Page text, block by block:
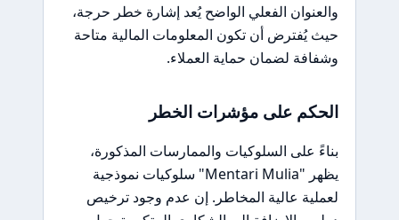
والعنوان الفعلي الواضح يُعد إشارة خطر حرجة،
حيث يُفترض أن تكون المعلومات المالية متاحة
وشفافة لضمان حماية العملاء.
الحكم على مؤشرات الخطر
بناءً على السلوكيات والممارسات المذكورة،
يظهر "Mentari Mulia" سلوكيات نموذجية
لعملية عالية المخاطر. إن عدم وجود ترخيص